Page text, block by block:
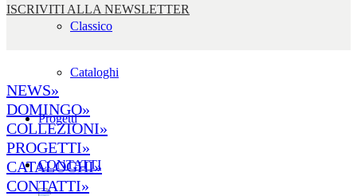
Classico
Cataloghi
Progetti
CONTATTI
ISCRIVITI ALLA NEWSLETTER
NEWS»
DOMINGO»
COLLEZIONI»
PROGETTI»
CATALOGHI»
CONTATTI»